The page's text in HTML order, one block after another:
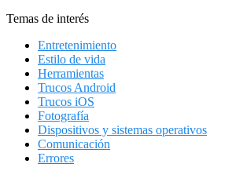
Temas de interés
Entretenimiento
Estilo de vida
Herramientas
Trucos Android
Trucos iOS
Fotografía
Dispositivos y sistemas operativos
Comunicación
Errores